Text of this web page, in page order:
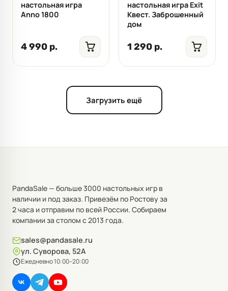
настольная игра
Anno 1800
4 990 р.
настольная игра Exit
Квест. Заброшенный
дом
1 290 р.
Загрузить ещё
PandaSale — больше 3000 настольных игр в
наличии и под заказ. Привезём по Ростову за
2 часа и отправим по всей России. Собираем
компании за столом с 2013 года.
sales@pandasale.ru
ул. Суворова, 52А
Ежедневно 10:00–20:00